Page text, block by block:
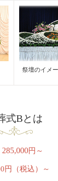
祭壇のイメ
式Bとは
円～
円（税込）～